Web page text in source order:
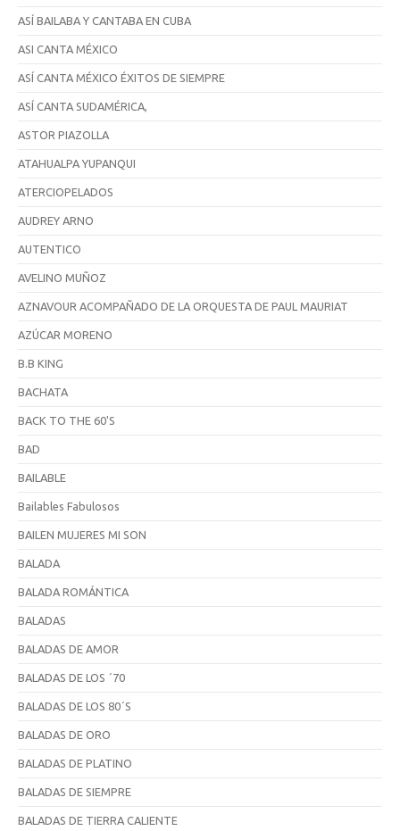
ASÍ BAILABA Y CANTABA EN CUBA
ASI CANTA MÉXICO
ASÍ CANTA MÉXICO ÉXITOS DE SIEMPRE
ASÍ CANTA SUDAMÉRICA,
ASTOR PIAZOLLA
ATAHUALPA YUPANQUI
ATERCIOPELADOS
AUDREY ARNO
AUTENTICO
AVELINO MUÑOZ
AZNAVOUR ACOMPAÑADO DE LA ORQUESTA DE PAUL MAURIAT
AZÚCAR MORENO
B.B KING
BACHATA
BACK TO THE 60'S
BAD
BAILABLE
Bailables Fabulosos
BAILEN MUJERES MI SON
BALADA
BALADA ROMÁNTICA
BALADAS
BALADAS DE AMOR
BALADAS DE LOS ´70
BALADAS DE LOS 80´S
BALADAS DE ORO
BALADAS DE PLATINO
BALADAS DE SIEMPRE
BALADAS DE TIERRA CALIENTE